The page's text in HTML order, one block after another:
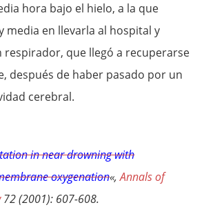
hora bajo el hielo, a la que
media en llevarla al hospital y
respirador, que llegó a recuperarse
después de haber pasado por un
cerebral.
in near drowning with
oxygenation«,Annals of
72 (2001): 607-608.